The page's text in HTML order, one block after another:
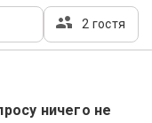
2 гостя
ничего не